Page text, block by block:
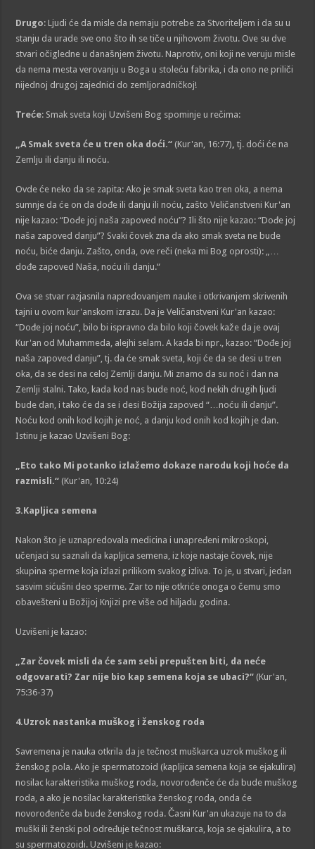
Drugo: Ljudi će da misle da nemaju potrebe za Stvoriteljem i da su u
stanju da urade sve ono što ih se tiče u njihovom životu. Ove su dve
stvari očigledne u današnjem životu. Naprotiv, oni koji ne veruju misle
da nema mesta verovanju u Boga u stoleću fabrika, i da ono ne priliči
nijednoj drugoj zajednici do zemljoradničkoj!
Treće: Smak sveta koji Uzvišeni Bog spominje u rečima:
„A Smak sveta će u tren oka doći.“ (Kur'an, 16:77), tj. doći će na
Zemlju ili danju ili noću.
Ovde će neko da se zapita: Ako je smak sveta kao tren oka, a nema
sumnje da će on da dođe ili danju ili noću, zašto Veličanstveni Kur'an
nije kazao: “Dođe joj naša zapoved noću”? Ili što nije kazao: “Dođe joj
naša zapoved danju”? Svaki čovek zna da ako smak sveta ne bude
noću, biće danju. Zašto, onda, ove reči (neka mi Bog oprosti): „…
dođe zapoved Naša, noću ili danju.“
Ova se stvar razjasnila napredovanjem nauke i otkrivanjem skrivenih
tajni u ovom kur'anskom izrazu. Da je Veličanstveni Kur'an kazao:
“Dođe joj noću”, bilo bi ispravno da bilo koji čovek kaže da je ovaj
Kur'an od Muhammeda, alejhi selam. A kada bi npr., kazao: “Dođe joj
naša zapoved danju”, tj. da će smak sveta, koji će da se desi u tren
oka, da se desi na celoj Zemlji danju. Mi znamo da su noć i dan na
Zemlji stalni. Tako, kada kod nas bude noć, kod nekih drugih ljudi
bude dan, i tako će da se i desi Božija zapoved “…noću ili danju”.
Noću kod onih kod kojih je noć, a danju kod onih kod kojih je dan.
Istinu je kazao Uzvišeni Bog:
„Eto tako Mi potanko izlažemo dokaze narodu koji hoće da
razmisli.“ (Kur'an, 10:24)
3.Kapljica semena
Nakon što je uznapredovala medicina i unapređeni mikroskopi,
učenjaci su saznali da kapljica semena, iz koje nastaje čovek, nije
skupina sperme koja izlazi prilikom svakog izliva. To je, u stvari, jedan
sasvim sićušni deo sperme. Zar to nije otkriće onoga o čemu smo
obavešteni u Božijoj Knjizi pre više od hiljadu godina.
Uzvišeni je kazao:
„Zar čovek misli da će sam sebi prepušten biti, da neće
odgovarati? Zar nije bio kap semena koja se ubaci?“ (Kur'an,
75:36-37)
4.Uzrok nastanka muškog i ženskog roda
Savremena je nauka otkrila da je tečnost muškarca uzrok muškog ili
ženskog pola. Ako je spermatozoid (kapljica semena koja se ejakulira)
nosilac karakteristika muškog roda, novorođenče će da bude muškog
roda, a ako je nosilac karakteristika ženskog roda, onda će
novorođenče da bude ženskog roda. Časni Kur'an ukazuje na to da
muški ili ženski pol određuje tečnost muškarca, koja se ejakulira, a to
su spermatozoidi. Uzvišeni je kazao: